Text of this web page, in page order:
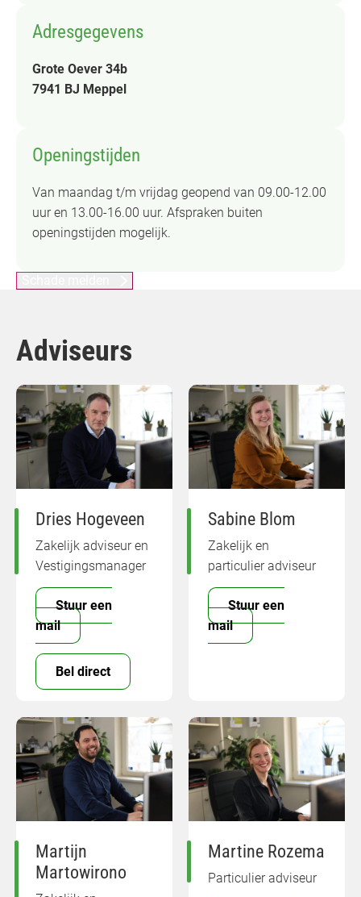
Adresgegevens
Grote Oever 34b
7941 BJ Meppel
Openingstijden
Van maandag t/m vrijdag geopend van 09.00-12.00
uur en 13.00-16.00 uur. Afspraken buiten
openingstijden mogelijk.
Adviseurs
Dries Hogeveen
Zakelijk adviseur en
Vestigingsmanager
Stuur een
mail
Bel direct
Sabine Blom
Zakelijk en
particulier adviseur
Stuur een
mail
Martijn
Martowirono
Martine Rozema
Particulier adviseur